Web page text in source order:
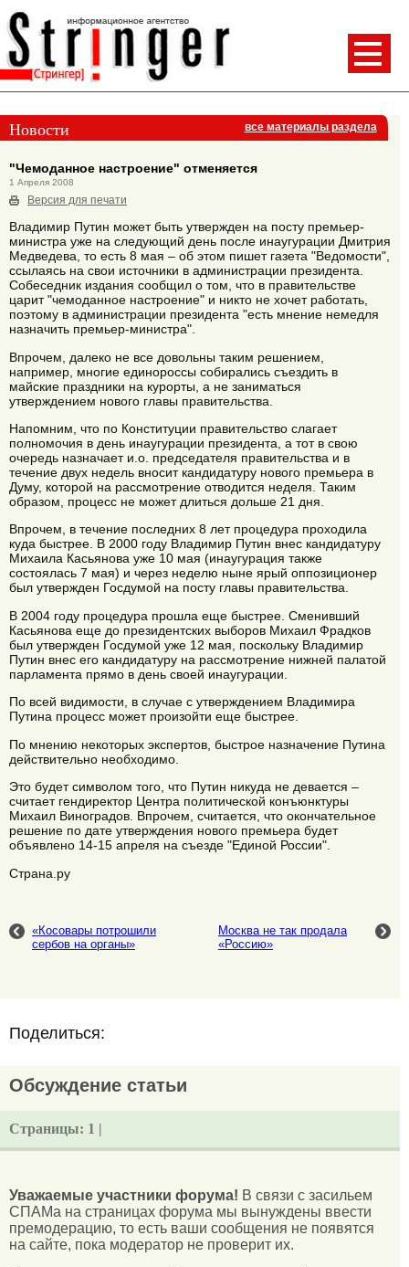
Новости все материалы раздела
"Чемоданное настроение" отменяется
1 Апреля 2008
Версия для печати
Владимир Путин может быть утвержден на посту премьер-
министра уже на следующий день после инаугурации Дмитрия
Медведева, то есть 8 мая – об этом пишет газета "Ведомости",
ссылаясь на свои источники в администрации президента.
Собеседник издания сообщил о том, что в правительстве
царит "чемоданное настроение" и никто не хочет работать,
поэтому в администрации президента "есть мнение немедля
назначить премьер-министра".
Впрочем, далеко не все довольны таким решением,
например, многие единороссы собирались съездить в
майские праздники на курорты, а не заниматься
утверждением нового главы правительства.
Напомним, что по Конституции правительство слагает
полномочия в день инаугурации президента, а тот в свою
очередь назначает и.о. председателя правительства и в
течение двух недель вносит кандидатуру нового премьера в
Думу, которой на рассмотрение отводится неделя. Таким
образом, процесс не может длиться дольше 21 дня.
Впрочем, в течение последних 8 лет процедура проходила
куда быстрее. В 2000 году Владимир Путин внес кандидатуру
Михаила Касьянова уже 10 мая (инаугурация также
состоялась 7 мая) и через неделю ныне ярый оппозиционер
был утвержден Госдумой на посту главы правительства.
В 2004 году процедура прошла еще быстрее. Сменивший
Касьянова еще до президентских выборов Михаил Фрадков
был утвержден Госдумой уже 12 мая, поскольку Владимир
Путин внес его кандидатуру на рассмотрение нижней палатой
парламента прямо в день своей инаугурации.
По всей видимости, в случае с утверждением Владимира
Путина процесс может произойти еще быстрее.
По мнению некоторых экспертов, быстрое назначение Путина
действительно необходимо.
Это будет символом того, что Путин никуда не девается –
считает гендиректор Центра политической конъюнктуры
Михаил Виноградов. Впрочем, считается, что окончательное
решение по дате утверждения нового премьера будет
объявлено 14-15 апреля на съезде "Единой России".
Страна.ру
«Косовары потрошили
сербов на органы»
Москва не так продала
«Россию»
Поделиться:
Обсуждение статьи
Страницы: 1 |
Уважаемые участники форума! В связи с засильем
СПАМа на страницах форума мы вынуждены ввести
премодерацию, то есть ваши сообщения не появятся
на сайте, пока модератор не проверит их.